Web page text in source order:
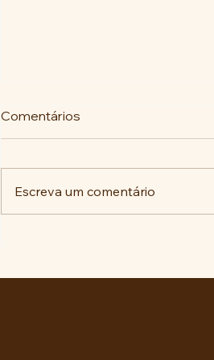
SBC EXIGE PERÍCIA
Comentários
Escreva um comentário